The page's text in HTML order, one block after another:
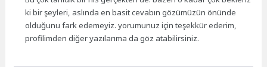
ki bir şeyleri, aslında en basit cevabın gözümüzün önünde
olduğunu fark edemeyiz. yorumunuz için teşekkür ederim,
profilimden diğer yazılarıma da göz atabilirsiniz.